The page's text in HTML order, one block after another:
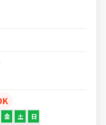
トデビューも大
金 土 日